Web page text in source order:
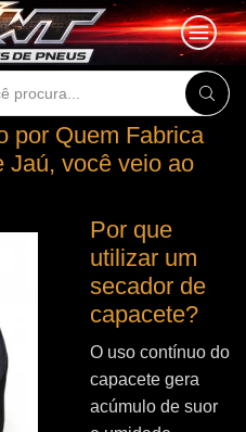
Search
por Quem Fabrica
Jaú, você veio ao
Por que
utilizar um
secador de
capacete?
O uso contínuo do
capacete gera
acúmulo de suor